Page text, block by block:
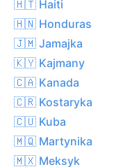
🇭🇹 Haiti
🇭🇳 Honduras
🇯🇲 Jamajka
🇰🇾 Kajmany
🇨🇦 Kanada
🇨🇷 Kostaryka
🇨🇺 Kuba
🇲🇶 Martynika
🇲🇽 Meksyk